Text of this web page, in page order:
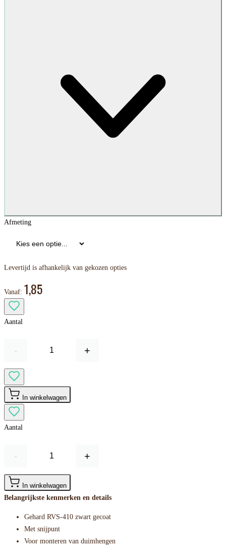
Afmeting
Levertijd is afhankelijk van gekozen opties
Vanaf: 1,85
Aantal
- +
In winkelwagen
Aantal
- +
In winkelwagen
Belangrijkste kenmerken en details
Gehard RVS-410 zwart gecoat
Met snijpunt
Voor monteren van duimhengen